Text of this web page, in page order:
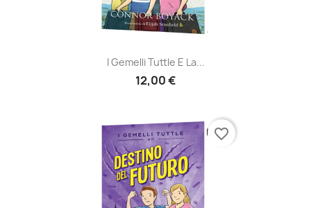
I Gemelli Tuttle E La...
12,00 €
favorite_border